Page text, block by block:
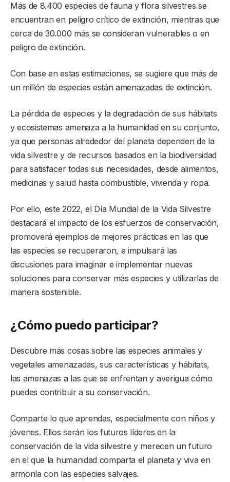
Más de 8.400 especies de fauna y flora silvestres se
encuentran en peligro crítico de extinción, mientras que
cerca de 30.000 más se consideran vulnerables o en
peligro de extinción.
Con base en estas estimaciones, se sugiere que más de
un millón de especies están amenazadas de extinción.
La pérdida de especies y la degradación de sus hábitats
y ecosistemas amenaza a la humanidad en su conjunto,
ya que personas alrededor del planeta dependen de la
vida silvestre y de recursos basados en la biodiversidad
para satisfacer todas sus necesidades, desde alimentos,
medicinas y salud hasta combustible, vivienda y ropa.
Por ello, este 2022, el Día Mundial de la Vida Silvestre
destacará el impacto de los esfuerzos de conservación,
promoverá ejemplos de mejores prácticas en las que
las especies se recuperaron, e impulsará las
discusiones para imaginar e implementar nuevas
soluciones para conservar más especies y utilizarlas de
manera sostenible.
¿Cómo puedo participar?
Descubre más cosas sobre las especies animales y
vegetales amenazadas, sus características y hábitats,
las amenazas a las que se enfrentan y averigua cómo
puedes contribuir a su conservación.
Comparte lo que aprendas, especialmente con niños y
jóvenes. Ellos serán los futuros líderes en la
conservación de la vida silvestre y merecen un futuro
en el que la humanidad comparta el planeta y viva en
armonía con las especies salvajes.